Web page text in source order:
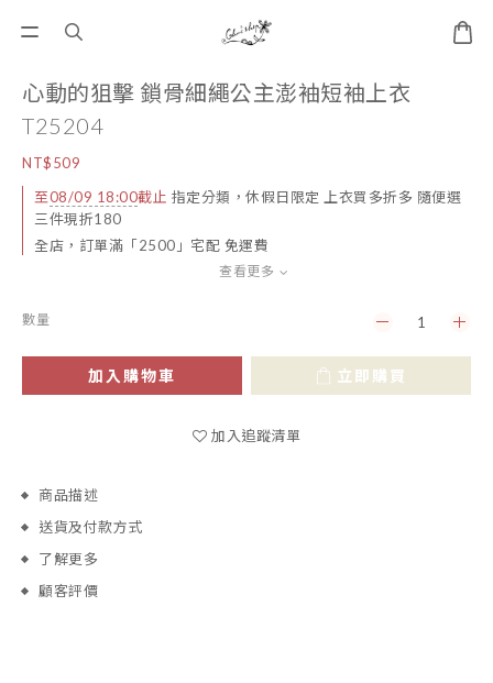
心動的狙擊 鎖骨細繩公主澎袖短袖上衣
T25204
NT$509
至08/09 18:00截止 指定分類，休假日限定 上衣買多折多 隨便選
三件現折180
全店，訂單滿「2500」宅配 免運費
查看更多
數量
加入購物車 立即購買
加入追蹤清單
商品描述
送貨及付款方式
了解更多
顧客評價